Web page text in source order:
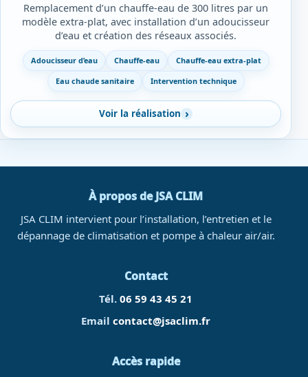
Remplacement d’un chauffe-eau de 300 litres par un
modèle extra-plat, avec installation d’un adoucisseur
d’eau et création des réseaux associés.
Adoucisseur d’eau Chauffe-eau
Chauffe-eau extra-plat
Eau chaude sanitaire
Intervention technique
Voir la réalisation
À propos de JSA CLIM
JSA CLIM intervient pour l’installation, l’entretien et le
dépannage de climatisation et pompe à chaleur air/air.
Contact
Tél. 06 59 43 45 21
Email contact@jsaclim.fr
Accès rapide